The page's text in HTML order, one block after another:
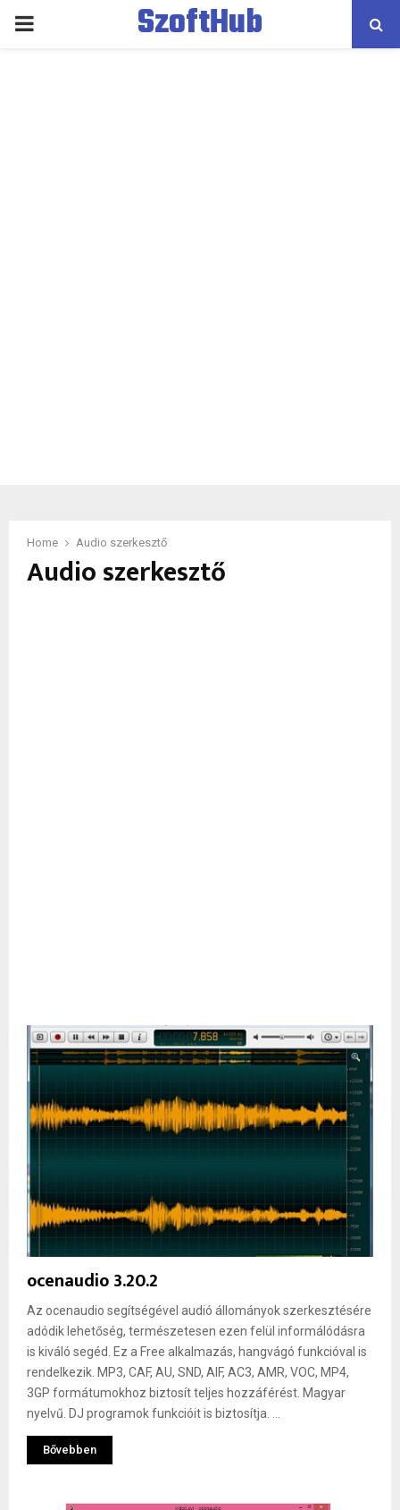
PRIMARY
SzoftHub
Home Audio szerkesztő
Audio szerkesztő
ocenaudio 3.20.2
Az ocenaudio segítségével audió állományok szerkesztésére
adódik lehetőség, természetesen ezen felül informálódásra
is kiváló segéd. Ez a Free alkalmazás, hangvágó funkcióval is
rendelkezik. MP3, CAF, AU, SND, AIF, AC3, AMR, VOC, MP4,
3GP formátumokhoz biztosít teljes hozzáférést. Magyar
nyelvű. DJ programok funkcióit is biztosítja. ...
Bővebben